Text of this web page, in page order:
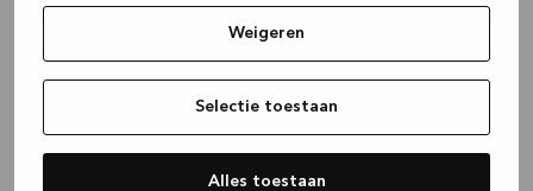
Weigeren
Selectie toestaan
Alles toestaan
(see the browser console for more
information).